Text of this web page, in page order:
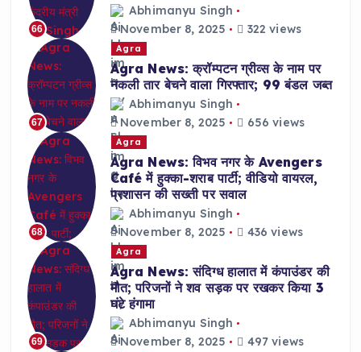
66
Abhimanyu Singh
November 8, 2025
322 views
67
Agra
Agra News: क्रॉम्पटन ग्रीव्स के नाम पर
नकली तार बेचने वाला गिरफ्तार; 99 बंडल जब्त
Abhimanyu Singh
November 8, 2025
656 views
68
Agra
Agra News: विभव नगर के Avengers
Café में हुक्का-शराब पार्टी; वीडियो वायरल,
प्रशासन की सख्ती पर सवाल
Abhimanyu Singh
November 8, 2025
436 views
69
Agra
Agra News: संदिग्ध हालात में कंपाउंडर की
मौत; परिजनों ने शव सड़क पर रखकर किया 3
घंटे हंगामा
Abhimanyu Singh
November 8, 2025
497 views